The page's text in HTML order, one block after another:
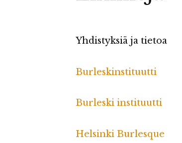
Yhdistyksiä ja tietoa
Burleskinstituutti
Burleski instituutti
Helsinki Burlesque